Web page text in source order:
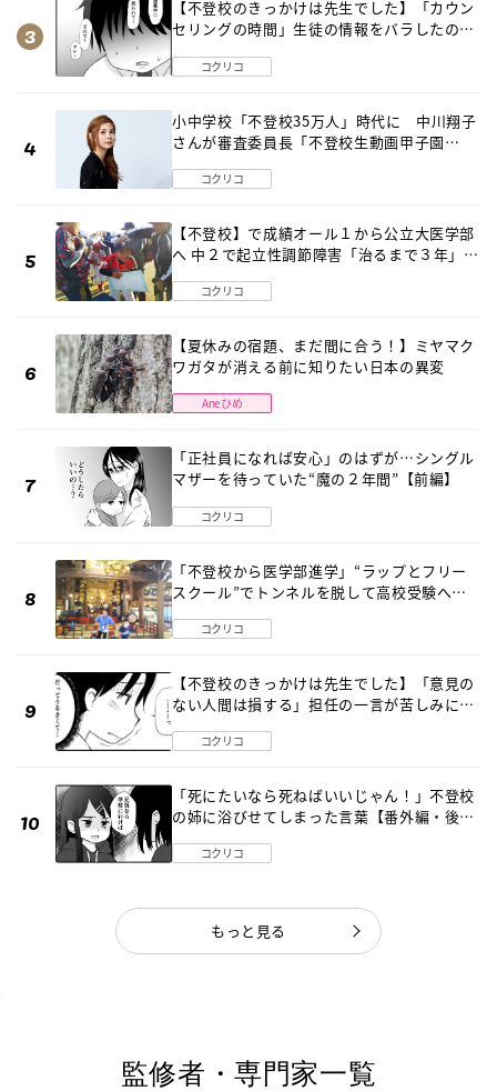
【不登校のきっかけは先生でした】「カウン
セリングの時間」生徒の情報をバラしたの
コクリコ
小中学校「不登校35万人」時代に 中川翔子
さんが審査委員長「不登校生動画甲子園
コクリコ
【不登校】で成績オール１から公立大医学部
へ 中２で起立性調節障害「治るまで３年」の
コクリコ
【夏休みの宿題、まだ間に合う！】ミヤマク
ワガタが消える前に知りたい日本の異変
Aneひめ
「正社員になれば安心」のはずが…シングル
マザーを待っていた“魔の２年間”【前編】
コクリコ
「不登校から医学部進学」“ラップとフリー
スクール”でトンネルを脱して高校受験へ
コクリコ
【不登校のきっかけは先生でした】「意見の
ない人間は損する」担任の一言が苦しみに…
コクリコ
「死にたいなら死ねばいいじゃん！」不登校
の姉に浴びせてしまった言葉【番外編・後
コクリコ
もっと見る
監修者・専門家一覧